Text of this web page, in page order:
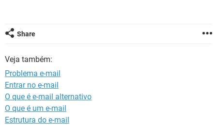
INSTAGRAM
Share
Veja também:
Problema e-mail
Entrar no e-mail
O que é e-mail alternativo
O que é um e-mail
Estrutura do e-mail